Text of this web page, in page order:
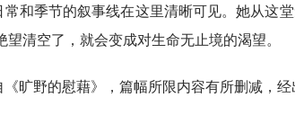
和季节的叙事线在这里清晰可见。她从这
清空了，就会变成对生命无止境的渴望。
旷野的慰藉》，篇幅所限内容有所删减，经